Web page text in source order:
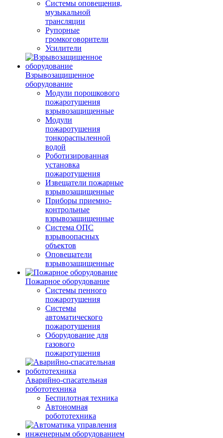
Системы оповещения,
музыкальной
трансляции
Рупорные
громкоговорители
Усилители
Взрывозащищенное
оборудование
Модули порошкового
пожаротушения
взрывозащищенные
Модули
пожаротушения
тонкораспыленной
водой
Роботизированная
установка
пожаротушения
Извещатели пожарные
взрывозащищенные
Приборы приемно-
контрольные
взрывозащищенные
Система ОПС
взрывоопасных
объектов
Оповещатели
взрывозащищенные
Пожарное оборудование
Системы пенного
пожаротушения
Системы
автоматического
пожаротушения
Оборудование для
газового
пожаротушения
Аварийно-спасательная
робототехника
Беспилотная техника
Автономная
робототехника